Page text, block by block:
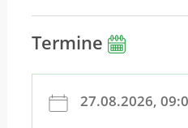
Termine
27.08.2026,